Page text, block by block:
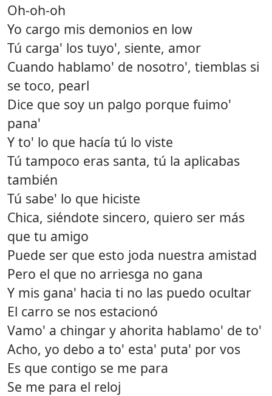
Oh-oh-oh
Yo cargo mis demonios en low
Tú carga' los tuyo', siente, amor
Cuando hablamo' de nosotro', tiemblas si
se toco, pearl
Dice que soy un palgo porque fuimo'
pana'
Y to' lo que hacía tú lo viste
Tú tampoco eras santa, tú la aplicabas
también
Tú sabe' lo que hiciste
Chica, siéndote sincero, quiero ser más
que tu amigo
Puede ser que esto joda nuestra amistad
Pero el que no arriesga no gana
Y mis gana' hacia ti no las puedo ocultar
El carro se nos estacionó
Vamo' a chingar y ahorita hablamo' de to'
Acho, yo debo a to' esta' puta' por vos
Es que contigo se me para
Se me para el reloj